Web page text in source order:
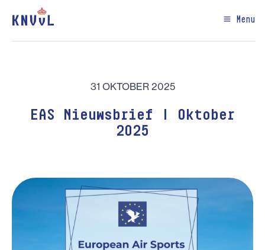
Menu
31 OKTOBER 2025
EAS Nieuwsbrief | Oktober
2025